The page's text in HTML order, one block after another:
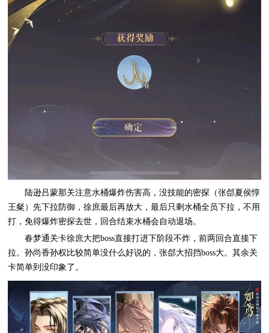
陆逊吕蒙那关注意水桶爆炸伤害高，没技能的密探（张郃夏侯惇
王粲）先下拉防御，徐庶最后再放大，最后只剩水桶全员下拉，不用
打，免得爆炸密探去世，回合结束水桶会自动退场。
春梦通关卡徐庶大把boss直接打进下阶段不炸，前两回合直接下
拉。孙尚香孙权比较简单没什么好说的，张郃大招挡boss大。其余关
卡简单到没印象了。